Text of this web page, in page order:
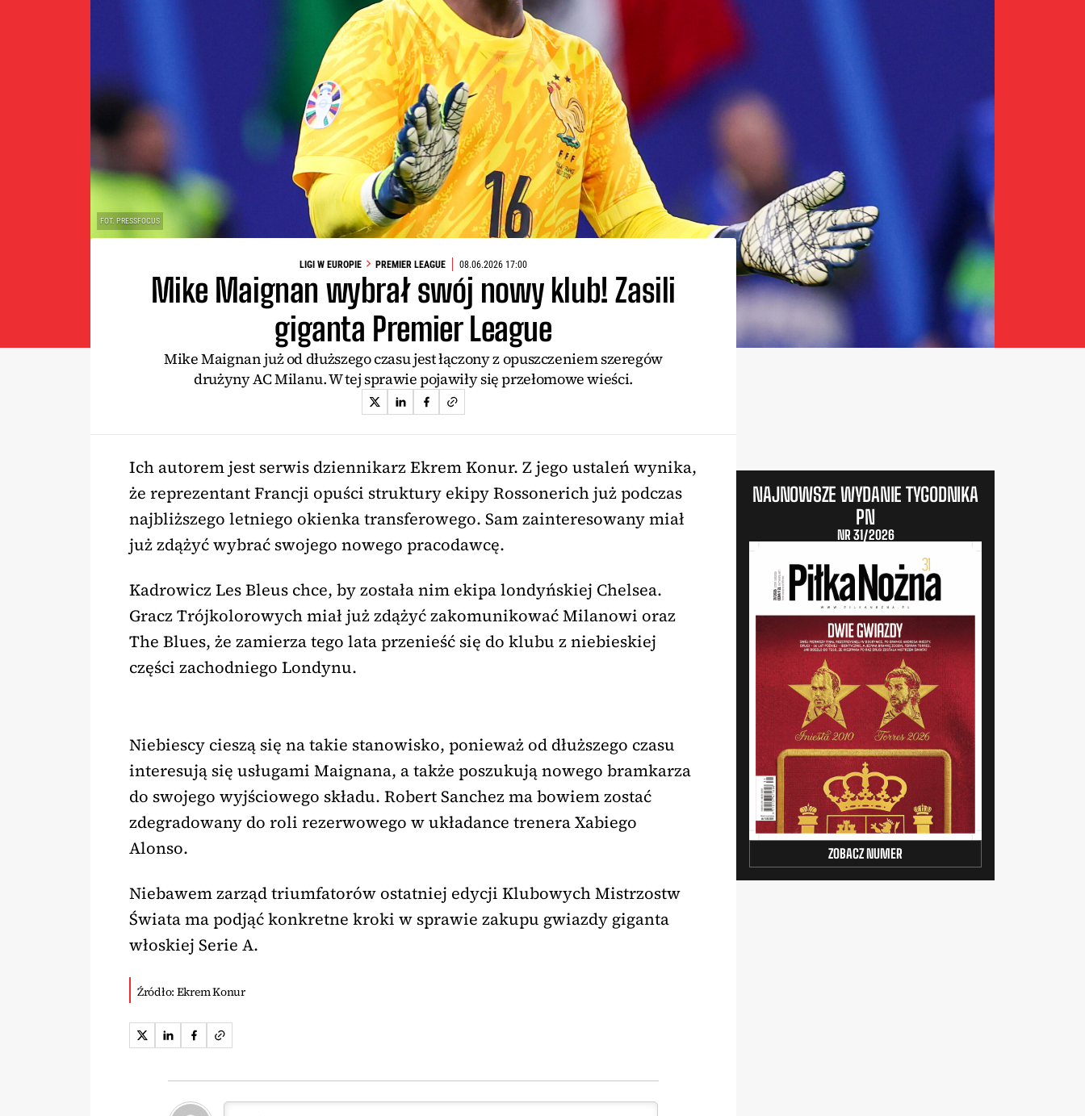
FOT. PRESSFOCUS
LIGI W EUROPIE PREMIER LEAGUE 08.06.2026 17:00
Mike Maignan wybrał swój nowy klub! Zasili
giganta Premier League
Mike Maignan już od dłuższego czasu jest łączony z opuszczeniem szeregów
drużyny AC Milanu. W tej sprawie pojawiły się przełomowe wieści.
Ich autorem jest serwis dziennikarz Ekrem Konur. Z jego ustaleń wynika,
że reprezentant Francji opuści struktury ekipy Rossonerich już podczas
najbliższego letniego okienka transferowego. Sam zainteresowany miał
już zdążyć wybrać swojego nowego pracodawcę.
Kadrowicz Les Bleus chce, by została nim ekipa londyńskiej Chelsea.
Gracz Trójkolorowych miał już zdążyć zakomunikować Milanowi oraz
The Blues, że zamierza tego lata przenieść się do klubu z niebieskiej
części zachodniego Londynu.
Niebiescy cieszą się na takie stanowisko, ponieważ od dłuższego czasu
interesują się usługami Maignana, a także poszukują nowego bramkarza
do swojego wyjściowego składu. Robert Sanchez ma bowiem zostać
zdegradowany do roli rezerwowego w układance trenera Xabiego
Alonso.
Niebawem zarząd triumfatorów ostatniej edycji Klubowych Mistrzostw
Świata ma podjąć konkretne kroki w sprawie zakupu gwiazdy giganta
włoskiej Serie A.
Źródło: Ekrem Konur
NAJNOWSZE WYDANIE TYGODNIKA
PN
NR 31/2026
ZOBACZ NUMER